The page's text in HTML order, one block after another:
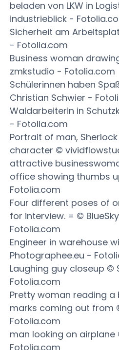
beladen von LKW in
industrieblick -
Sicherheit am
- Fotolia.com
Business woman
zmkstudio - Fotolia.com
Schülerinnen haben
Christian Schwier -
Waldarbeiterin in
- Fotolia.com
Portrait of man,
character ©
attractive
office showing thumbs
Fotolia.com
Four different poses of
for interview. = ©
Fotolia.com
Engineer in warehouse
Photographee.eu -
Laughing guy closeup ©
Fotolia.com
Pretty woman reading
marks coming out from
Fotolia.com
man looking on
Fotolia.com